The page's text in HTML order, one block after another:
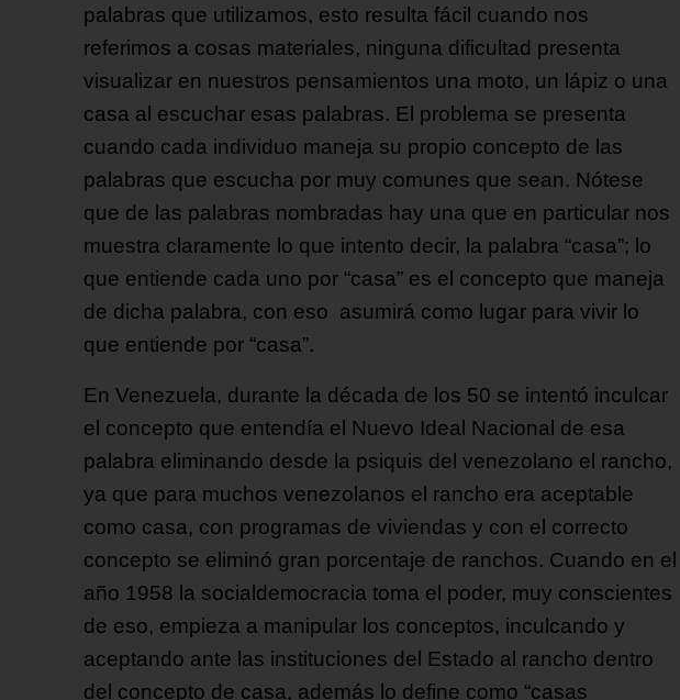
palabras que utilizamos, esto resulta fácil cuando nos
referimos a cosas materiales, ninguna dificultad presenta
visualizar en nuestros pensamientos una moto, un lápiz o una
casa al escuchar esas palabras. El problema se presenta
cuando cada individuo maneja su propio concepto de las
palabras que escucha por muy comunes que sean. Nótese
que de las palabras nombradas hay una que en particular nos
muestra claramente lo que intento decir, la palabra “casa”; lo
que entiende cada uno por “casa” es el concepto que maneja
de dicha palabra, con eso asumirá como lugar para vivir lo
que entiende por “casa”.
En Venezuela, durante la década de los 50 se intentó inculcar
el concepto que entendía el Nuevo Ideal Nacional de esa
palabra eliminando desde la psiquis del venezolano el rancho,
ya que para muchos venezolanos el rancho era aceptable
como casa, con programas de viviendas y con el correcto
concepto se eliminó gran porcentaje de ranchos. Cuando en el
año 1958 la socialdemocracia toma el poder, muy conscientes
de eso, empieza a manipular los conceptos, inculcando y
aceptando ante las instituciones del Estado al rancho dentro
del concepto de casa, además lo define como “casas